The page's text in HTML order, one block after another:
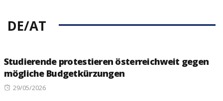
DE/AT
Studierende protestieren österreichweit gegen
mögliche Budgetkürzungen
Posted
29/05/2026